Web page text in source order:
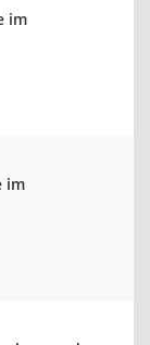
im
im